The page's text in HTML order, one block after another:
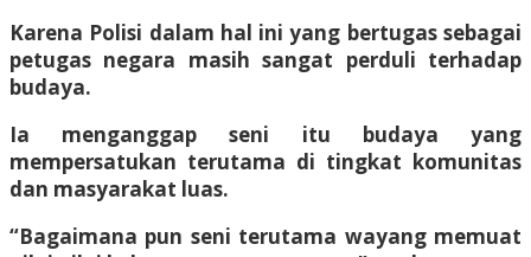
Karena Polisi dalam hal ini yang bertugas sebagai
petugas negara masih sangat perduli terhadap
budaya.
Ia menganggap seni itu budaya yang
mempersatukan terutama di tingkat komunitas
dan masyarakat luas.
“Bagaimana pun seni terutama wayang memuat